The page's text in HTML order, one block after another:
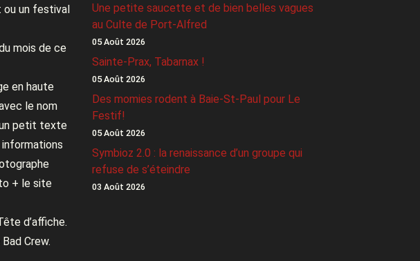
ou un festival
mois de ce
en haute
le nom
petit texte
+ le site
d’affiche.
Crew.
Une petite saucette et de bien belles vagues
au Culte de Port-Alfred
05 Août 2026
Sainte-Prax, Tabarnax !
05 Août 2026
Des momies rodent à Baie-St-Paul pour Le
Festif!
05 Août 2026
Symbioz 2.0 : la renaissance d’un groupe qui
refuse de s’éteindre
03 Août 2026